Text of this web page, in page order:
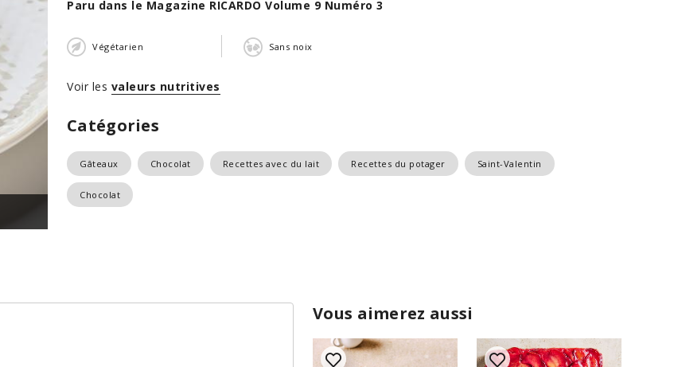
Paru dans le Magazine RICARDO Volume 9 Numéro 3
Végétarien Sans noix
Voir les valeurs nutritives
Catégories
Gâteaux Chocolat Recettes avec du lait Recettes du potager Saint-Valentin
Chocolat
Vous aimerez aussi